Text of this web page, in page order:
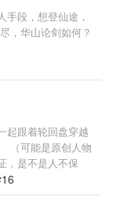
能，眼前这个新世
吸都需要收费的荒
游戏还得活着？暂
很乖，见血的时
，但不圣母
你是花，就要高
合租房/沉浸式剧本
让鬼怪开口─“陆
属于我，但他不
─“你怎么能背着金
我和他咬嘴巴，我
，茶茶的心肝都
lfly宝贝做的封
手段，想登仙途，
，华山论剑如何？
起跟着轮回盘穿越
（可能是原创人物
，是不是人不保
定的是，女主亲生
时掀桌子。PS：包